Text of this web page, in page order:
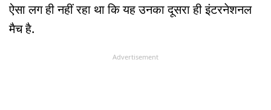
ऐसा लग ही नहीं रहा था कि यह उनका दूसरा ही इंटरनेशनल
मैच है.
Advertisement